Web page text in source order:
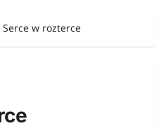
Serce w rozterce